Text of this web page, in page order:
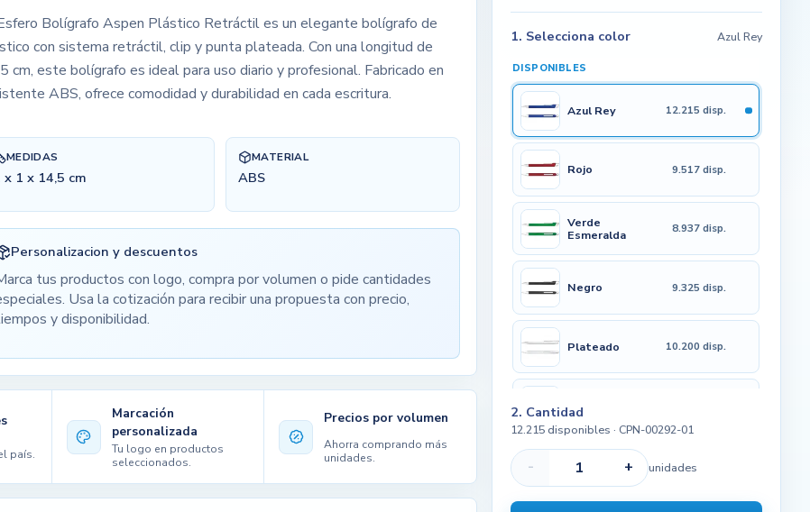
Bolígrafo Aspen Plástico Retráctil es un elegante bolígrafo de
con sistema retráctil, clip y punta plateada. Con una longitud de
cm, este bolígrafo es ideal para uso diario y profesional. Fabricado en
ABS, ofrece comodidad y durabilidad en cada escritura.
MEDIDAS
x 1 x 14,5 cm
MATERIAL
ABS
Personalizacion y descuentos
tus productos con logo, compra por volumen o pide cantidades
Usa la cotización para recibir una propuesta con precio,
y disponibilidad.
país.
Marcación
personalizada
Tu logo en productos
seleccionados.
Precios por volumen
Ahorra comprando más
unidades.
1. Selecciona color Azul Rey
DISPONIBLES
Azul Rey 12.215 disp.
Rojo 9.517 disp.
Verde
Esmeralda
8.937 disp.
Negro 9.325 disp.
Plateado 10.200 disp.
Blanco Sólido
2. Cantidad
12.215 disponibles · CPN-00292-01
- + unidades